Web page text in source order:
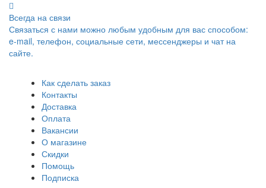
Всегда на связи
Связаться с нами можно любым удобным для вас способом:
e-mail, телефон, социальные сети, мессенджеры и чат на
сайте.
Как сделать заказ
Контакты
Доставка
Оплата
Вакансии
О магазине
Скидки
Помощь
Подписка